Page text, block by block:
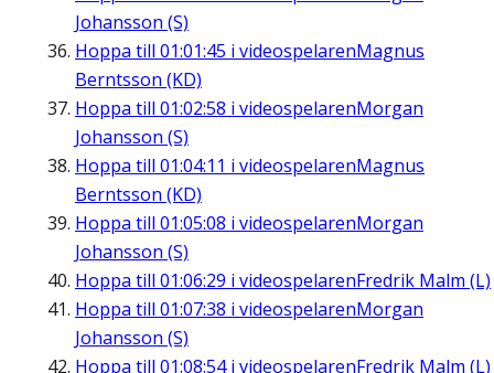
Johansson (S)
Hoppa till 01:01:45 i videospelarenMagnus
Berntsson (KD)
Hoppa till 01:02:58 i videospelarenMorgan
Johansson (S)
Hoppa till 01:04:11 i videospelarenMagnus
Berntsson (KD)
Hoppa till 01:05:08 i videospelarenMorgan
Johansson (S)
Hoppa till 01:06:29 i videospelarenFredrik Malm (L)
Hoppa till 01:07:38 i videospelarenMorgan
Johansson (S)
Hoppa till 01:08:54i videospelarenFredrik Malm (L)